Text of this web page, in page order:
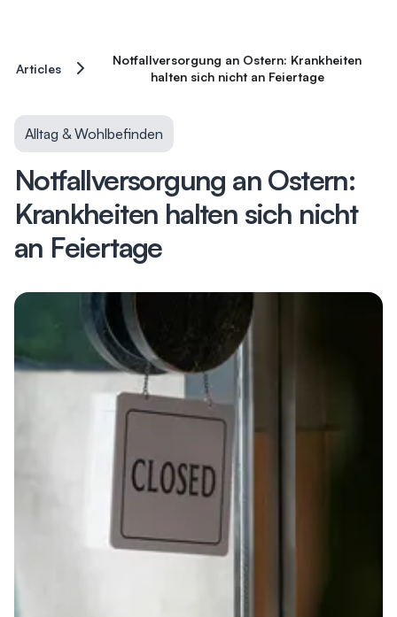
Articles
Notfallversorgung an Ostern: Krankheiten
halten sich nicht an Feiertage
Alltag & Wohlbefinden
Notfallversorgung an Ostern:
Krankheiten halten sich nicht
an Feiertage